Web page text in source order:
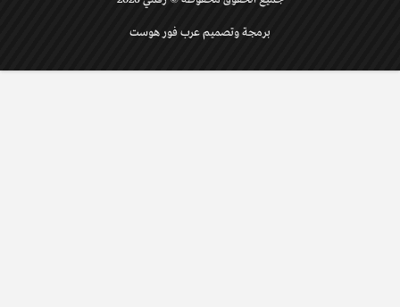
برمجة وتصميم عرب فور هوست